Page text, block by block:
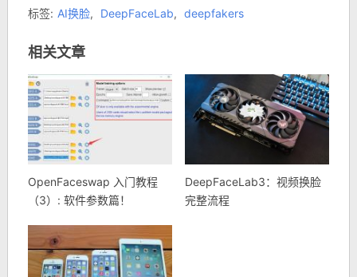
标签: AI换脸, DeepFaceLab, deepfakers
相关文章
OpenFaceswap 入门教程
（3）: 软件参数篇！
DeepFaceLab3：视频换脸
完整流程